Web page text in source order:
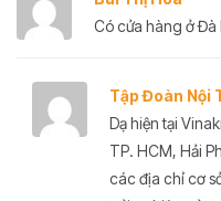
Có cửa hàng ở Đà
Tập Đoàn Nội
Dạ hiện tại
TP. HCM, Hải
các địa chỉ cơ